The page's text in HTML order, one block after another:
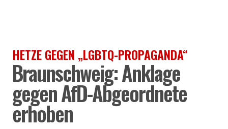
HETZE GEGEN „LGBTQ-PROPAGANDA“
Braunschweig: Anklage
gegen AfD-Abgeordnete
erhoben